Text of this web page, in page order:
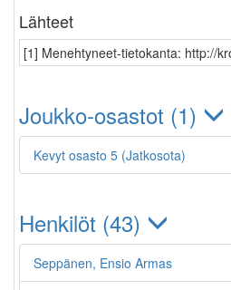
Lähteet
[1] Menehtyneet-tietokanta: http://
Joukko-osastot (1)
Kevyt osasto 5 (Jatkosota)
Henkilöt (43)
Seppänen, Ensio Armas